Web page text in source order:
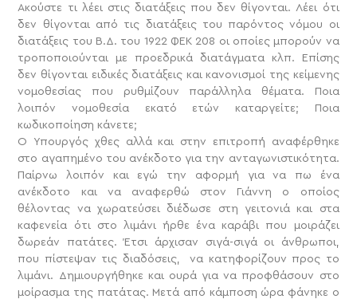
Ακούστε τι λέει στις διατάξεις που δεν θίγονται. Λέει ότι
δεν θίγονται από τις διατάξεις του παρόντος νόμου οι
διατάξεις του Β.Δ. του 1922 ΦΕΚ 208 οι οποίες μπορούν να
τροποποιούνται με προεδρικά διατάγματα κλπ. Επίσης
δεν θίγονται ειδικές διατάξεις και κανονισμοί της κείμενης
νομοθεσίας που ρυθμίζουν παράλληλα θέματα. Ποια
λοιπόν νομοθεσία εκατό ετών καταργείτε; Ποια
κωδικοποίηση κάνετε;
Ο Υπουργός χθες αλλά και στην επιτροπή αναφέρθηκε
στο αγαπημένο του ανέκδοτο για την ανταγωνιστικότητα.
Παίρνω λοιπόν και εγώ την αφορμή για να πω ένα
ανέκδοτο και να αναφερθώ στον Γιάννη ο οποίος
θέλοντας να χωρατεύσει διέδωσε στη γειτονιά και στα
καφενεία ότι στο λιμάνι ήρθε ένα καράβι που μοιράζει
δωρεάν πατάτες. Έτσι άρχισαν σιγά-σιγά οι άνθρωποι,
που πίστεψαν τις διαδόσεις, να κατηφορίζουν προς το
λιμάνι. Δημιουργήθηκε και ουρά για να προφθάσουν στο
μοίρασμα της πατάτας. Μετά από κάμποση ώρα φάνηκε ο